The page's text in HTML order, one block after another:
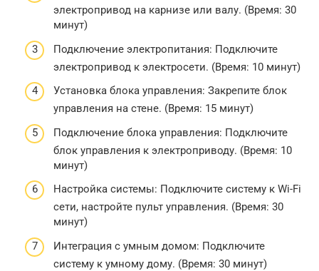
электропривод на карнизе или валу. (Время: 30
минут)
Подключение электропитания: Подключите
электропривод к электросети. (Время: 10 минут)
Установка блока управления: Закрепите блок
управления на стене. (Время: 15 минут)
Подключение блока управления: Подключите
блок управления к электроприводу. (Время: 10
минут)
Настройка системы: Подключите систему к Wi-Fi
сети, настройте пульт управления. (Время: 30
минут)
Интеграция с умным домом: Подключите
систему к умному дому. (Время: 30 минут)